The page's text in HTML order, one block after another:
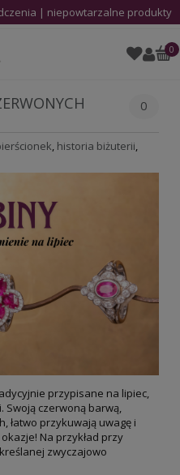
| niepowtarzalne produkty
0
, historia biżuterii,
przypisane na lipiec,
Swoją czerwoną barwą,
łatwo przykuwają uwagę i
Na przykład przy
zwyczajowo